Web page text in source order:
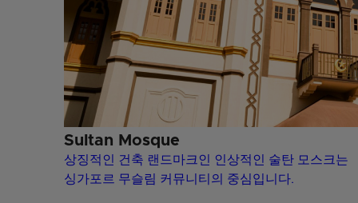
Sultan Mosque
상징적인 건축 랜드마크인 인상적인 술탄 모스크는
싱가포르 무슬림 커뮤니티의 중심입니다.